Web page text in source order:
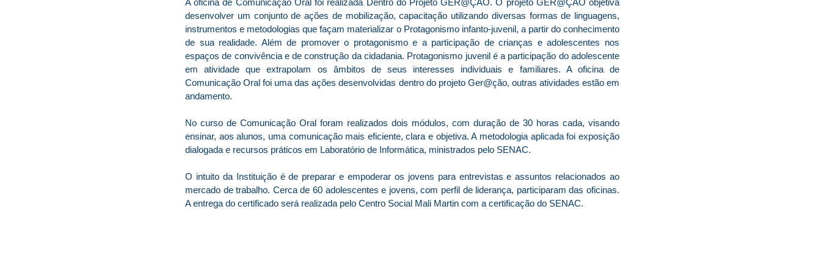
A oficina de Comunicação Oral foi realizada Dentro do Projeto GER@ÇÃO. O projeto GER@ÇÃO objetiva
desenvolver um conjunto de ações de mobilização, capacitação utilizando diversas formas de linguagens,
instrumentos e metodologias que façam materializar o Protagonismo infanto-juvenil, a partir do conhecimento
de sua realidade. Além de promover o protagonismo e a participação de crianças e adolescentes nos
espaços de convivência e de construção da cidadania. Protagonismo juvenil é a participação do adolescente
em atividade que extrapolam os âmbitos de seus interesses individuais e familiares. A oficina de
Comunicação Oral foi uma das ações desenvolvidas dentro do projeto Ger@ção, outras atividades estão em
andamento.
No curso de Comunicação Oral foram realizados dois módulos, com duração de 30 horas cada, visando
ensinar, aos alunos, uma comunicação mais eficiente, clara e objetiva. A metodologia aplicada foi exposição
dialogada e recursos práticos em Laboratório de Informática, ministrados pelo SENAC.
O intuito da Instituição é de preparar e empoderar os jovens para entrevistas e assuntos relacionados ao
mercado de trabalho. Cerca de 60 adolescentes e jovens, com perfil de liderança, participaram das oficinas.
A entrega do certificado será realizada pelo Centro Social Mali Martin com a certificação do SENAC.